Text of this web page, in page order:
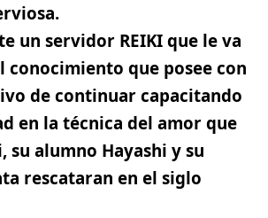
un servidor REIKI que le va
que posee con
de continuar capacitando
en la técnica del amor que
su alumno Hayashi y su
rescataran en el siglo